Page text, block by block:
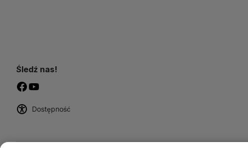
Śledź nas!
Dostępność